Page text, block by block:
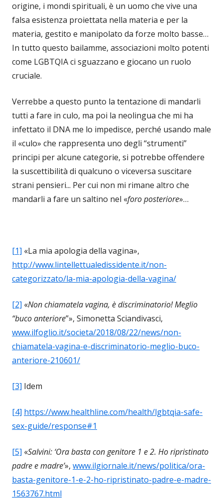
origine, i mondi spirituali, è un uomo che vive una
falsa esistenza proiettata nella materia e per la
materia, gestito e manipolato da forze molto basse…
In tutto questo bailamme, associazioni molto potenti
come LGBTQIA ci sguazzano e giocano un ruolo
cruciale.
Verrebbe a questo punto la tentazione di mandarli
tutti a fare in culo, ma poi la neolingua che mi ha
infettato il DNA me lo impedisce, perché usando male
il «culo» che rappresenta uno degli “strumenti”
principi per alcune categorie, si potrebbe offendere
la suscettibilità di qualcuno o viceversa suscitare
strani pensieri... Per cui non mi rimane altro che
mandarli a fare un saltino nel «foro posteriore»…
[1] «La mia apologia della vagina»,
http://www.lintellettualedissidente.it/non-
categorizzato/la-mia-apologia-della-vagina/
[2] «Non chiamatela vagina, è discriminatorio! Meglio
“buco anteriore”», Simonetta Sciandivasci,
www.ilfoglio.it/societa/2018/08/22/news/non-
chiamatela-vagina-e-discriminatorio-meglio-buco-
anteriore-210601/
[3] Idem
[4] https://www.healthline.com/health/lgbtqia-safe-
sex-guide/response#1
[5] «Salvini: ‘Ora basta con genitore 1 e 2. Ho ripristinato
padre e madre’», www.ilgiornale.it/news/politica/ora-
basta-genitore-1-e-2-ho-ripristinato-padre-e-madre-
1563767.html